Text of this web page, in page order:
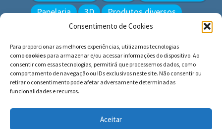
Consentimento de Cookies
Para proporcionar as melhores experiências, utilizamos tecnologias
comocookies para armazenar e/ou acessar informações do dispositivo. Ao
consentir com essas tecnologias, permitirá que processemos dados, como
comportamento de navegação ou IDs exclusivos neste site. Não consentir ou
retirar o consentimento pode afetar adversamente determinadas
funcionalidades e recursos.
Aceitar
Papelaria
3D Produtos diversos
Pesquisar
por:
© BLUE e os gatos ∙ todos os direitos reservados.
Histórias inspiradas em gatos reais. Adote e cuide dos